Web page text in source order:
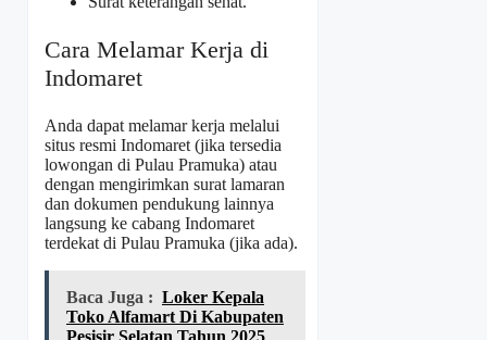
Cara Melamar Kerja di
Indomaret
Anda dapat melamar kerja melalui
situs resmi Indomaret (jika tersedia
lowongan di Pulau Pramuka) atau
dengan mengirimkan surat lamaran
dan dokumen pendukung lainnya
langsung ke cabang Indomaret
terdekat di Pulau Pramuka (jika ada).
Baca Juga : Loker Kepala
Toko Alfamart Di Kabupaten
Pesisir Selatan Tahun 2025